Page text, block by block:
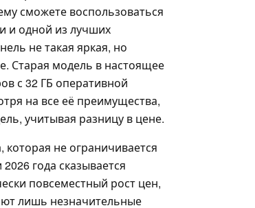
сможете воспользоваться
и одной из лучших
не такая яркая, но
Старая модель в настоящее
с 32 ГБ оперативной
на все её преимущества,
учитывая разницу в цене.
не ограничивается
года сказывается
повсеместный рост цен,
лишь незначительные